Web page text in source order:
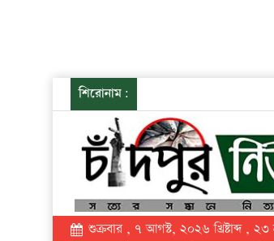
শিরোনাম:
শুক্রবার , ৭ আগস্ট, ২০২৬ খ্রিষ্টাব্দ , ২৩